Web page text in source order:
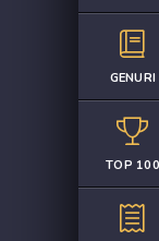
GENURI
TOP 100